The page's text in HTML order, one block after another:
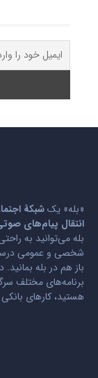
«بله» یکشبکۀ
انتقال پیام‌های
بله می‌توانید به
شخصی و عمومی درست
باز هم در بله
برنامه‌های مختلف
هستید، کارهای بانکی